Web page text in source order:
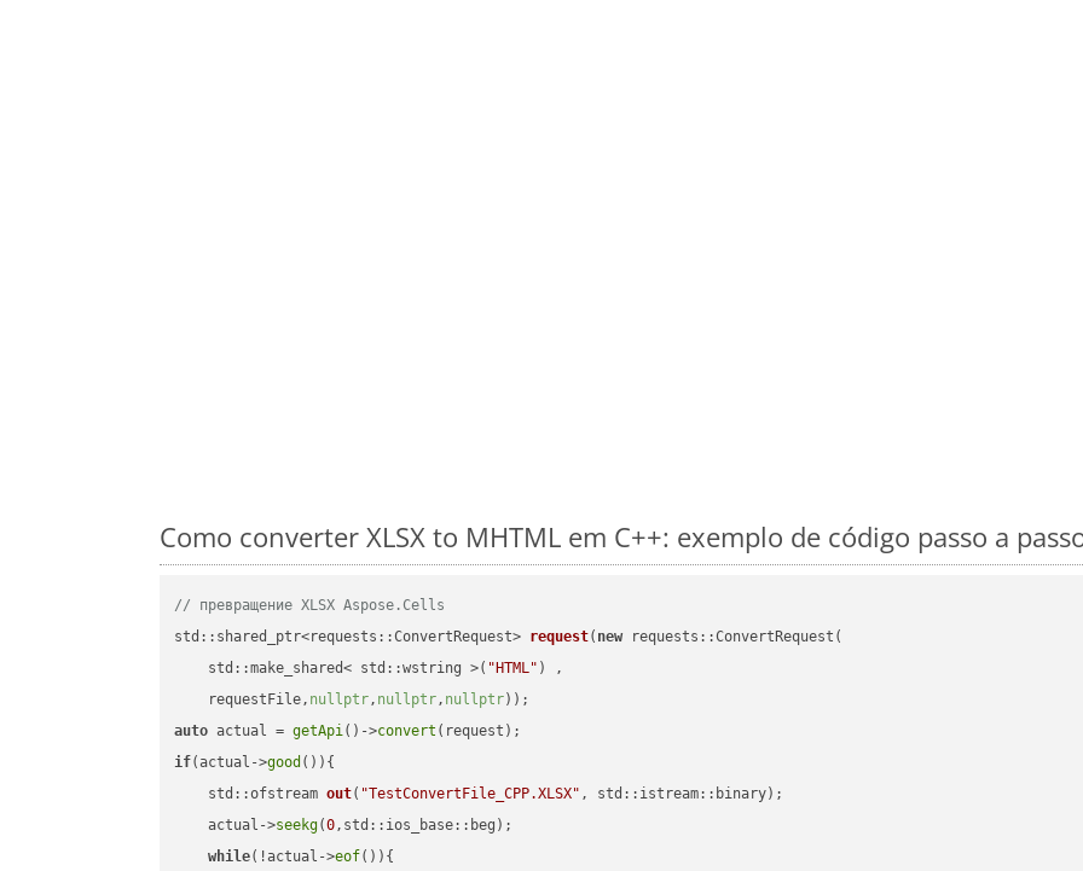
Como converter XLSX to MHTML em C++: exemplo de código passo a
// превращение XLSX Aspose.Cells
std::shared_ptr<requests::ConvertRequest> request( new requests::ConvertRequest(
    std::make_shared< std::wstring >(
"HTML" ) ,
    requestFile,
nullptr, nullptr, nullptr))
auto actual = getApi()->convert
if(actual->good ()){
std::ofstream out( "TestConvertFile_CPP.XLSX" , std::istream::binary) ;
    actual->
seekg(0,std::ios_base::beg);
while(!actual->eof()){